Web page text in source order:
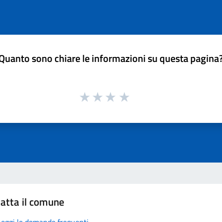
sono chiare le informazioni su questa
il comune